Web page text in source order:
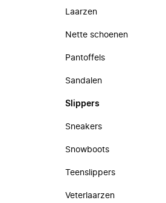
Laarzen
Nette schoenen
Pantoffels
Sandalen
Slippers
Sneakers
Snowboots
Teenslippers
Veterlaarzen